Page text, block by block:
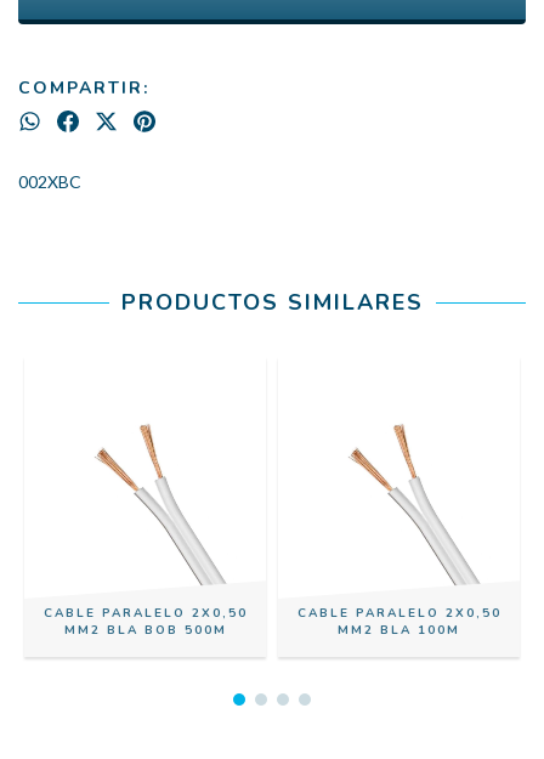
COMPARTIR:
002XBC
PRODUCTOS SIMILARES
CABLE PARALELO 2X0,50
MM2 BLA BOB 500M
CABLE PARALELO 2X0,50
MM2 BLA 100M